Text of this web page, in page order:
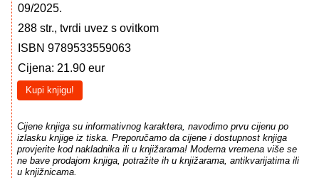
09/2025.
288 str., tvrdi uvez s ovitkom
ISBN 9789533559063
Cijena: 21.90 eur
Kupi knjigu!
Cijene knjiga su informativnog karaktera, navodimo prvu cijenu po
izlasku knjige iz tiska. Preporučamo da cijene i dostupnost knjiga
provjerite kod nakladnika ili u knjižarama! Moderna vremena više se
ne bave prodajom knjiga, potražite ih u knjižarama, antikvarijatima ili
u knjižnicama.